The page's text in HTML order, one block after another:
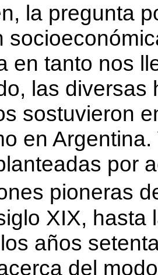
la pregunta
en tanto nos
las
sostuvieron
en
por
pioneras
XIX, hasta
años
del